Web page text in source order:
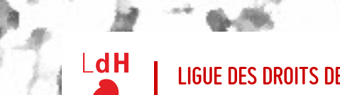
Ligue des droits